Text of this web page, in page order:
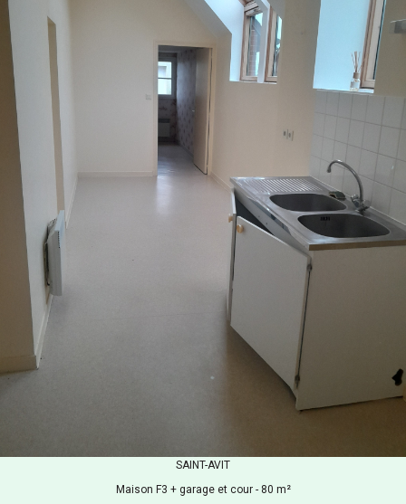
SAINT-AVIT
Maison F3 + garage et cour - 80 m²